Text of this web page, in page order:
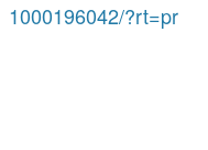
1000196042/?rt=pr